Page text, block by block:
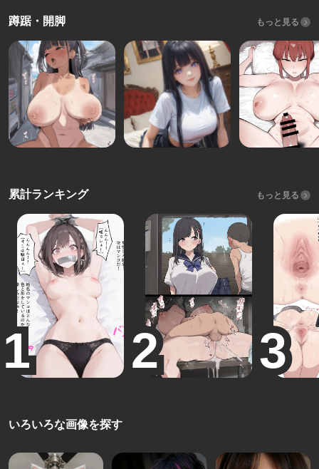
蹲踞・開脚 もっと見る
累計ランキング もっと見る
いろいろな画像を探す